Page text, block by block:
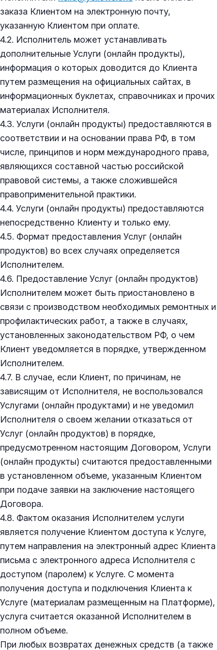
заказа Клиентом на электронную почту,
указанную Клиентом при оплате.
4.2. Исполнитель может устанавливать
дополнительные Услуги (онлайн продукты),
информация о которых доводится до Клиента
путем размещения на официальных сайтах, в
информационных буклетах, справочниках и прочих
материалах Исполнителя.
4.3. Услуги (онлайн продукты) предоставляются в
соответствии и на основании права РФ, в том
числе, принципов и норм международного права,
являющихся составной частью российской
правовой системы, а также сложившейся
правоприменительной практики.
4.4. Услуги (онлайн продукты) предоставляются
непосредственно Клиенту и только ему.
4.5. Формат предоставления Услуг (онлайн
продуктов) во всех случаях определяется
Исполнителем.
4.6. Предоставление Услуг (онлайн продуктов)
Исполнителем может быть приостановлено в
связи с производством необходимых ремонтных и
профилактических работ, а также в случаях,
установленных законодательством РФ, о чем
Клиент уведомляется в порядке, утвержденном
Исполнителем.
4.7. В случае, если Клиент, по причинам, не
зависящим от Исполнителя, не воспользовался
Услугами (онлайн продуктами) и не уведомил
Исполнителя о своем желании отказаться от
Услуг (онлайн продуктов) в порядке,
предусмотренном настоящим Договором, Услуги
(онлайн продукты) считаются предоставленными
в установленном объеме, указанным Клиентом
при подаче заявки на заключение настоящего
Договора.
4.8. Фактом оказания Исполнителем услуги
является получение Клиентом доступа к Услуге,
путем направления на электронный адрес Клиента
письма с электронного адреса Исполнителя с
доступом (паролем) к Услуге. С момента
получения доступа и подключения Клиента к
Услуге (материалам размещенным на Платформе),
услуга считается оказанной Исполнителем в
полном объеме.
При любых возвратах денежных средств (а также